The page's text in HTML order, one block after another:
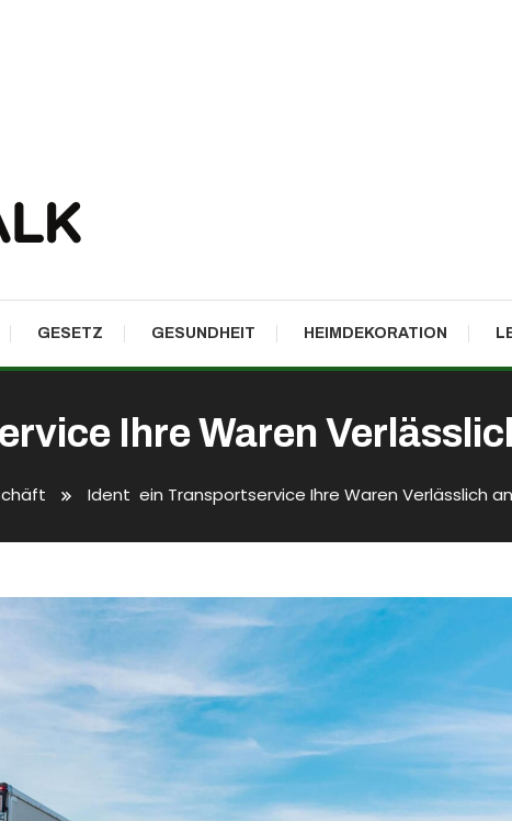
GESETZ GESUNDHEIT HEIMDEKORATION
Ihre Waren
Ident ein Transportservice Ihre Waren Verlässlich